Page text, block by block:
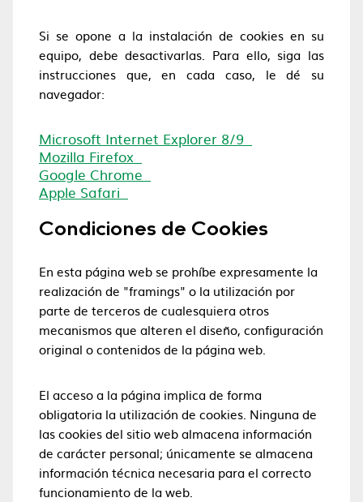
Si se opone a la instalación de cookies en su
equipo, debe desactivarlas. Para ello, siga las
instrucciones que, en cada caso, le dé su
navegador:
Microsoft Internet Explorer 8/9
Mozilla Firefox
Google Chrome
Apple Safari
Condiciones de Cookies
En esta página web se prohíbe expresamente la
realización de "framings" o la utilización por
parte de terceros de cualesquiera otros
mecanismos que alteren el diseño, configuración
original o contenidos de la página web.
El acceso a la página implica de forma
obligatoria la utilización de cookies. Ninguna de
las cookies del sitio web almacena información
de carácter personal; únicamente se almacena
información técnica necesaria para el correcto
funcionamiento de la web.